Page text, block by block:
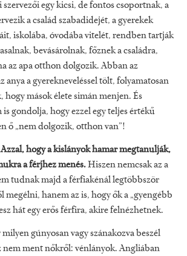
egy kicsi, de fontos csoportnak, a
a család szabadidejét, a gyerekek
iskolába, óvodába vitelét, rendben tartják
bevásárolnak, főznek a családra,
az apa otthon dolgozik. Abban az
anya a gyerekneveléssel tölt, folyamatosan
mások élete simán menjen. És
gondolja, hogy ezzel egy teljes értékű
ő „nem dolgozik, otthon van”!
hogy a kislányok hamar megtanulják,
a férjhez menés.Hiszen nemcsak az a
tudnak majd a férfiakénál legtöbbször
megélni, hanem az is, hogy ők a „gyengébb
hát egy erős férfira, akire felnézhetnek.
gúnyosan vagy szánakozva beszél
ment nőkről: vénlányok. Angliában